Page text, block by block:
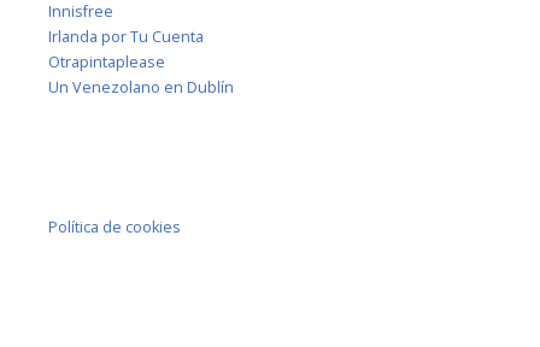
Innisfree
Irlanda por Tu Cuenta
Otrapintaplease
Un Venezolano en Dublín
Política de cookies